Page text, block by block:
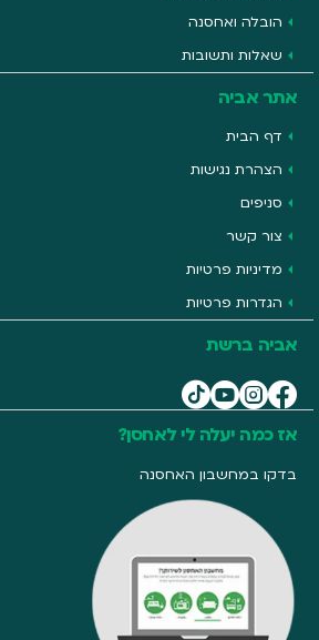
הובלה ואחסנה
שאלות ותשובות
אתר אביה
דף הבית
הצהרת נגישות
סניפים
צור קשר
מדיניות פרטיות
הגדרות פרטיות
אביה ברשת
אז כמה יעלה לי לאחסן?
בדקו במחשבון האחסנה